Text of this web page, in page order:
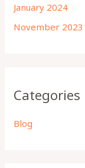
January 2024
November 2023
Categories
Blog